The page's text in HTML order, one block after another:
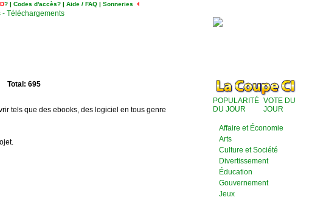
D? | Codes d'accès? | Aide / FAQ | Sonneries
- Téléchargements
Total: 695
tels que des ebooks, des logiciel en tous genre
POPULARITÉ
DU JOUR
VOTE DU
JOUR
Affaire et Économie
Arts
Culture et Société
Divertissement
Éducation
Gouvernement
Jeux